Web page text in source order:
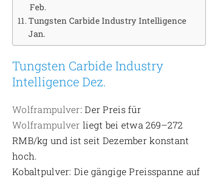
Feb.
Tungsten Carbide Industry Intelligence
Jan.
Tungsten Carbide Industry
Intelligence Dez.
Wolframpulver: Der Preis für
Wolframpulver liegt bei etwa 269–272
RMB/kg und ist seit Dezember konstant
hoch.
Kobaltpulver: Die gängige Preisspanne auf